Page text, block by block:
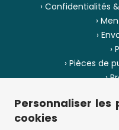
› Confidentialités
›
›
›
› Pièces de
›
›
Personnaliser
cookies